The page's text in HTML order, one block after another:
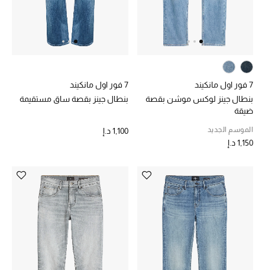
الأطفال
المستلزمات المنزلية
هدايا حسب السعر
هدايا للجميع
المصممون
المصممون أ-ي
مصممون جدد
7 فور اول مانكيند
بنطال جينز لوكس موشن بقصة
ضيقة
الموسم الجديد
1,150 د.إ
7 فور اول مانكيند
بنطال جينز بقصة ساق مستقيمة
1,100 د.إ